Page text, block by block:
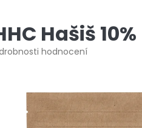
Hašiš 10%
hodnocení